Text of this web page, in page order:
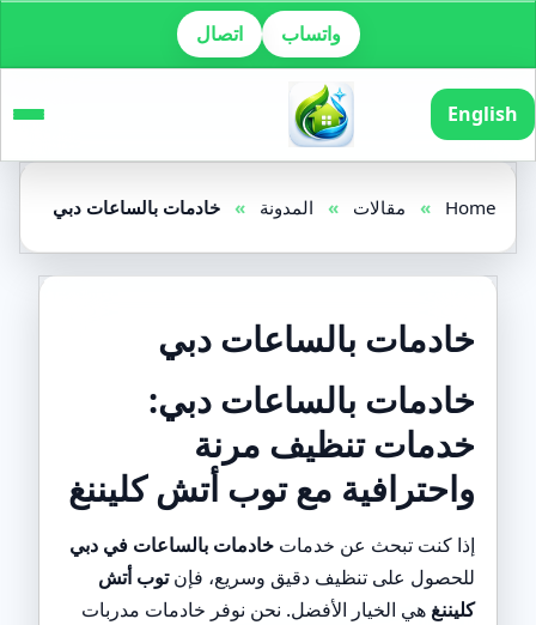
واتساب اتصال
English
Home
» مقالات » المدونة » خادمات بالساعات دبي
خادمات بالساعات دبي
خادمات بالساعات دبي:
خدمات تنظيف مرنة
واحترافية مع توب أتش كليننغ
إذا كنت تبحث عن خدمات خادمات بالساعات في دبي
للحصول على تنظيف دقيق وسريع، فإنتوب أتش
كليننغ هي الخيار الأفضل. نحن نوفر خادمات مدربات